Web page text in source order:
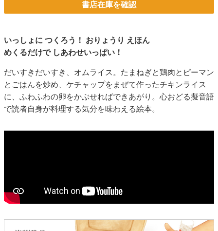
書店在庫を確認
いっしょに つくろう！ おりょうり えほん
めくるだけで しあわせいっぱい！
だいすきだいすき、オムライス。たまねぎと鶏肉とピーマン
とごはんを炒め、ケチャップをまぜて作ったチキンライス
に、ふわふわの卵をかぶせればできあがり。心おどる擬音語
で読者自身が料理する気分を味わえる絵本。